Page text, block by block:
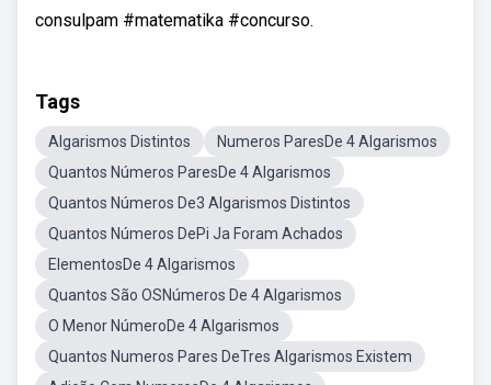
consulpam #matematika #concurso.
Tags
Algarismos Distintos
Numeros ParesDe 4 Algarismos
Quantos Números ParesDe 4 Algarismos
Quantos Números De3 Algarismos Distintos
Quantos Números DePi Ja Foram Achados
ElementosDe 4 Algarismos
Quantos São OSNúmeros De 4 Algarismos
O Menor NúmeroDe 4 Algarismos
Quantos Numeros Pares DeTres Algarismos Existem